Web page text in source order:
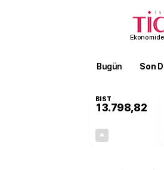
Bugün Son
BIST
13.798,82